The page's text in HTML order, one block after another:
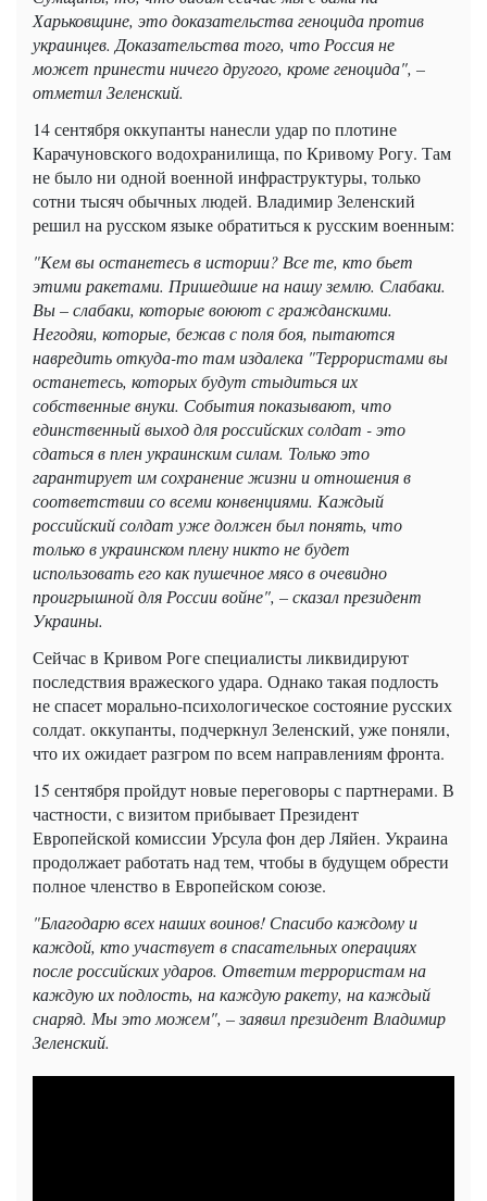
Харьковщине, это доказательства геноцида против
украинцев. Доказательства того, что Россия не
может принести ничего другого, кроме геноцида", –
отметил Зеленский.
14 сентября оккупанты нанесли удар по плотине
Карачуновского водохранилища, по Кривому Рогу. Там
не было ни одной военной инфраструктуры, только
сотни тысяч обычных людей. Владимир Зеленский
решил на русском языке обратиться к русским военным:
"Кем вы останетесь в истории? Все те, кто бьет
этими ракетами. Пришедшие на нашу землю. Слабаки.
Вы – слабаки, которые воюют с гражданскими.
Негодяи, которые, бежав с поля боя, пытаются
навредить откуда-то там издалека "Террористами вы
останетесь, которых будут стыдиться их
собственные внуки. События показывают, что
единственный выход для российских солдат - это
сдаться в плен украинским силам. Только это
гарантирует им сохранение жизни и отношения в
соответствии со всеми конвенциями. Каждый
российский солдат уже должен был понять, что
только в украинском плену никто не будет
использовать его как пушечное мясо в очевидно
проигрышной для России войне", – сказал президент
Украины.
Сейчас в Кривом Роге специалисты ликвидируют
последствия вражеского удара. Однако такая подлость
не спасет морально-психологическое состояние русских
солдат. оккупанты, подчеркнул Зеленский, уже поняли,
что их ожидает разгром по всем направлениям фронта.
15 сентября пройдут новые переговоры с партнерами. В
частности, с визитом прибывает Президент
Европейской комиссии Урсула фон дер Ляйен. Украина
продолжает работать над тем, чтобы в будущем обрести
полное членство в Европейском союзе.
"Благодарю всех наших воинов! Спасибо каждому и
каждой, кто участвует в спасательных операциях
после российских ударов. Ответим террористам на
каждую их подлость, на каждую ракету, на каждый
снаряд. Мы это можем", – заявил президент Владимир
Зеленский.